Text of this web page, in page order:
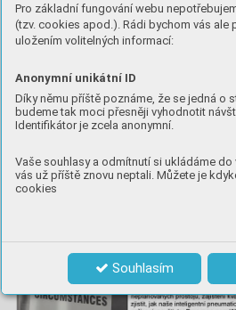
Pro základní fungování webu
(tzv. cookies apod.). Rádi bychom vás ale
uložením volitelných informací:
Anonymní unikátní ID
Díky němu příště poznáme, že se jedná o
budeme tak moci přesněji vyhodnotit
Identifikátor je zcela anonymní.
Vaše souhlasy a odmítnutí si ukládáme
vás už příště znovu neptali. Můžete je
cookies
Souhlasím